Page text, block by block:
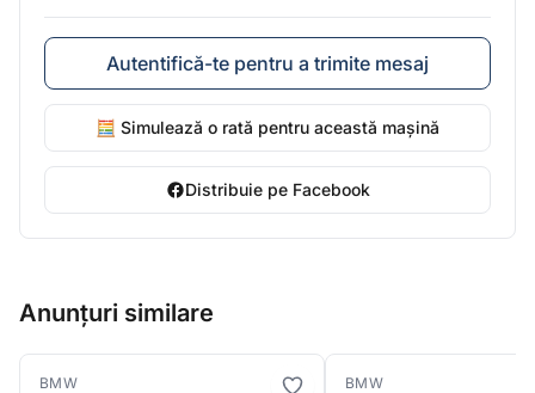
Autentifică-te pentru a trimite mesaj
🧮 Simulează o rată pentru această mașină
Distribuie pe Facebook
Anunțuri similare
BMW BMW